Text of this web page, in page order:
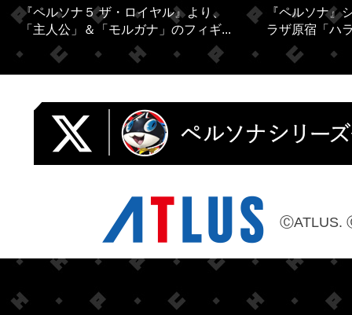
『ペルソナ５ ザ・ロイヤル』より、
「主人公」＆「モルガナ」のフィギ...
『ペルソナ』
ラザ原宿「ハ
ⒸATLUS.